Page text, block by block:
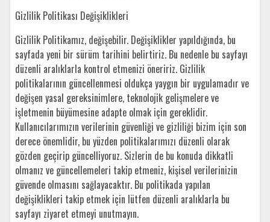
Gizlilik Politikası Değişiklikleri
Gizlilik Politikamız, değişebilir. Değişiklikler yapıldığında, bu
sayfada yeni bir sürüm tarihini belirtiriz. Bu nedenle bu sayfayı
düzenli aralıklarla kontrol etmenizi öneririz. Gizlilik
politikalarının güncellenmesi oldukça yaygın bir uygulamadır ve
değişen yasal gereksinimlere, teknolojik gelişmelere ve
işletmenin büyümesine adapte olmak için gereklidir.
Kullanıcılarımızın verilerinin güvenliği ve gizliliği bizim için son
derece önemlidir, bu yüzden politikalarımızı düzenli olarak
gözden geçirip güncelliyoruz. Sizlerin de bu konuda dikkatli
olmanız ve güncellemeleri takip etmeniz, kişisel verilerinizin
güvende olmasını sağlayacaktır. Bu politikada yapılan
değişiklikleri takip etmek için lütfen düzenli aralıklarla bu
sayfayı ziyaret etmeyi unutmayın.